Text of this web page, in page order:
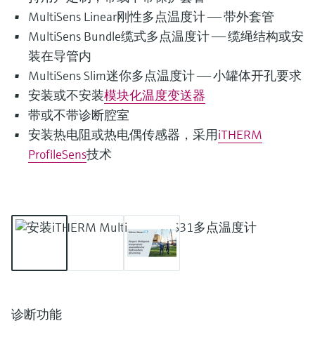
MultiSens Linear刚性多点温度计 —— 带外套管
MultiSens Bundle缆式多点温度计 —— 缆绳结构或安
装在导管内
MultiSens Slim迷你多点温度计 —— 小罐体开孔要求
安装或不安装模块化温度变送器
带或不带诊断腔室
安装热电阻或热电偶传感器，采用iTHERM
ProfileSens技术
诊断功能